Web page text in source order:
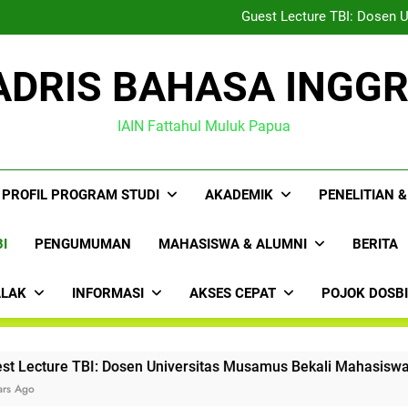
Guest Lecture TBI: Dosen
Anggota Rindam XVII/
Guest Lecture TBI: Dosen
Anggota Rindam XVII/
BAHASA
IAIN Fattahul Muluk Papua
PROFIL PROGRAM STUDI AKADEMIK PENELITIAN
PENGUMUMAN MAHASISWA & ALUMNI BERITA
INFORMASI AKSES CEPAT POJOK DOSBI
TBI: Dosen Universitas Musamus Bekali Mahasiswa Ilmu